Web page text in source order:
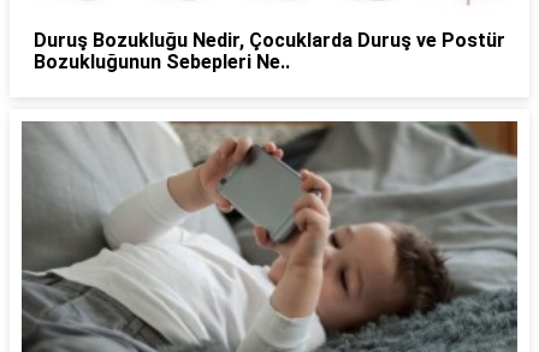
Duruş Bozukluğu Nedir, Çocuklarda Duruş ve Postür
Bozukluğunun Sebepleri Ne..